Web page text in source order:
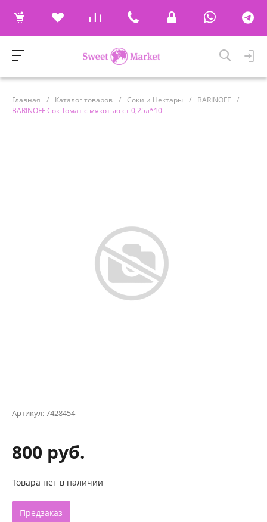
Главная / Каталог товаров / Соки и Нектары / BARINOFF /
BARINOFF Сок Томат с мякотью ст 0,25л*10
Артикул:7428454
800 руб.
Товара нет в наличии
Предзаказ